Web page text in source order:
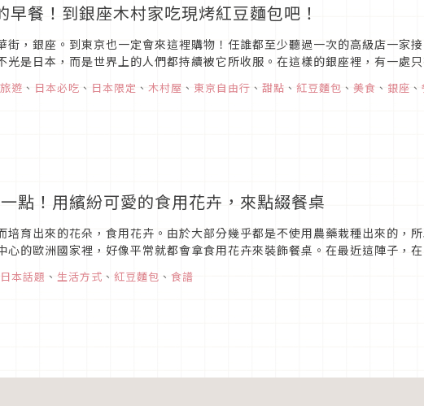
早餐！到銀座木村家吃現烤紅豆麵包吧！
街，銀座。到東京也一定會來這裡購物！任誰都至少聽過一次的高級店一家
光是日本，而是世界上的人們都持續被它所收服。在這樣的銀座裡，有一處
旅遊 、 日本必吃 、 日本限定 、 木村屋 、 東京自由行 、 甜點 、 紅豆麵包 、 美食 、 銀座 、
點！用繽紛可愛的食用花卉，來點綴餐桌
培育出來的花朵，食用花卉。由於大部分幾乎都是不使用農藥栽種出來的，
心的歐洲國家裡，好像平常就都會拿食用花卉來裝飾餐桌。在最近這陣子，
日本話題 、 生活方式 、 紅豆麵包 、 食譜